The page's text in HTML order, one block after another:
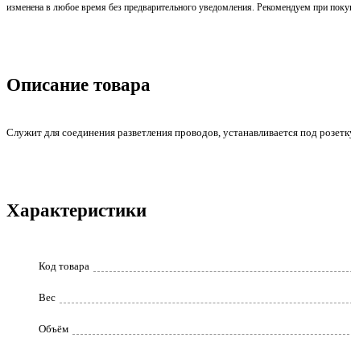
изменена в любое время без предварительного уведомления. Рекомендуем при
Описание товара
Служит для соединения разветления проводов, устанавливается под
Характеристики
Код товара
Вес
Объём